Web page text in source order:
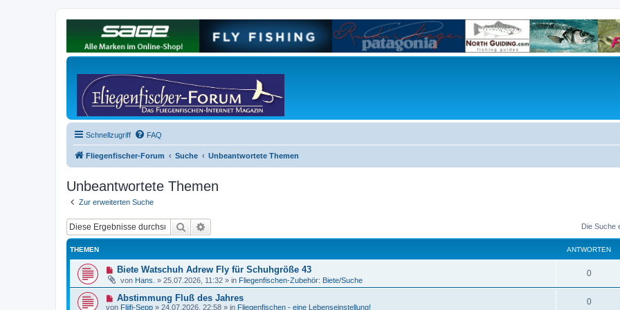
Schnellzugriff FAQ
Fliegenfischer-Forum Suche Unbeantwortete Themen
Unbeantwortete Themen
Zur erweiterten Suche
Suche Die Suche
THEMEN ANTWORTEN
N
u
Biete Watschuh Adrew Fly für Schuhgröße 43
von Hans. » 25.07.2026, 11:32 » in Fliegenfischen-Zubehör: Biete/Suche
0
N
e
Abstimmung Fluß des Jahres
von Fliifi-Sepp » 24.07.2026, 22:58 » in Fliegenfischen - eine Lebenseinstellung!
0